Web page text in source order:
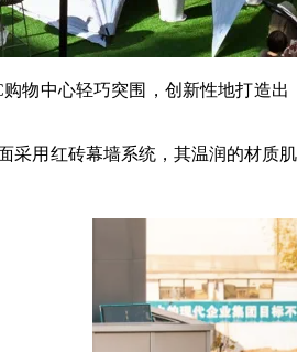
物中心轻巧突围，创新性地打造
用红砖幕墙系统，其温润的材质